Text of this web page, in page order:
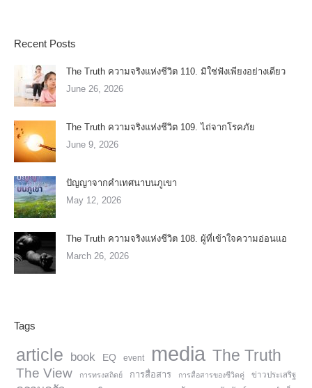
Recent Posts
The Truth ความจริงแห่งชีวิต 110. มิใช่ฟังเพียงอย่างเดียว
June 26, 2026
The Truth ความจริงแห่งชีวิต 109. ไถ่จากโรคภัย
June 9, 2026
ปัญญาจากคำเทศนาบนภูเขา
May 12, 2026
The Truth ความจริงแห่งชีวิต 108. ผู้ที่เข้าใจความอ่อนแอ
March 26, 2026
Tags
article book EQ event media The Truth
The View การทรงสถิตย์ การสื่อสาร การสื่อสารของชีวิตคู่ ข่าวประเสริฐ